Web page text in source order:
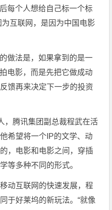
每个人想给自己标一个标
互联网，是因为中国电影
做法是，如果拿到的是一
电影，而是先把它做成动
馈再来决定下一步的投资
，腾讯集团副总裁程武在活
希望将一个IP的文学、动
，电影和电影之间，穿插
等多种不同的形式。
动互联网的快速发展，程
于好莱坞的新玩法。“就像